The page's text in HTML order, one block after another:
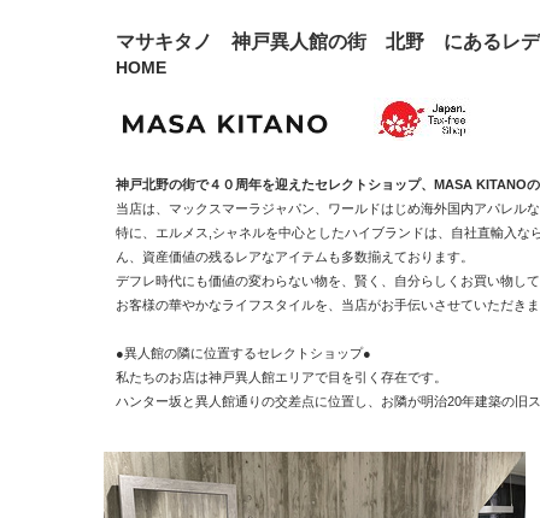
マサキタノ 神戸異人館の街 北野 にあるレデ
HOME
神戸北野の街で４０周年を迎えたセレクトショップ、MASA KITANO
当店は、マックスマーラジャパン、ワールドはじめ海外国内アパレル
特に、エルメス,シャネルを中心としたハイブランドは、自社直輸入
ん、資産価値の残るレアなアイテムも多数揃えております。
デフレ時代にも価値の変わらない物を、賢く、自分らしくお買い物し
お客様の華やかなライフスタイルを、当店がお手伝いさせていただき
●異人館の隣に位置するセレクトショップ●
私たちのお店は神戸異人館エリアで目を引く存在です。
ハンター坂と異人館通りの交差点に位置し、お隣が明治20年建築の旧